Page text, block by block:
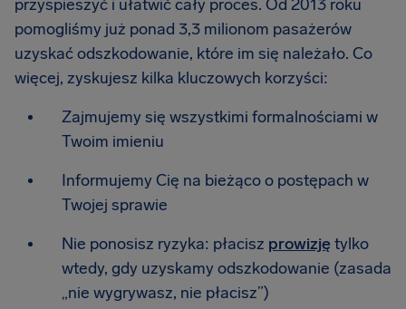
przyspieszyć i ułatwić cały proces. Od 2013 roku
pomogliśmy już ponad 3,3 milionom pasażerów
uzyskać odszkodowanie, które im się należało. Co
więcej, zyskujesz kilka kluczowych korzyści:
Zajmujemy się wszystkimi formalnościami w
Twoim imieniu
Informujemy Cię na bieżąco o postępach w
Twojej sprawie
Nie ponosisz ryzyka: płacisz prowizję tylko
wtedy, gdy uzyskamy odszkodowanie (zasada
„nie wygrywasz, nie płacisz”)